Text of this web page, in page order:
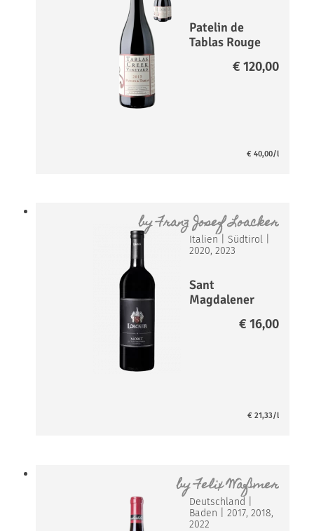
Patelin de
Tablas Rouge
€ 120,00
€ 40,00/l
byFranz Josef Loacker
Italien |Südtirol
2020, 2023
Sant
Magdalener
€ 16,00
€ 21,33/l
byFelix Waßmer
Deutschland
Baden |2017, 2018,
2022